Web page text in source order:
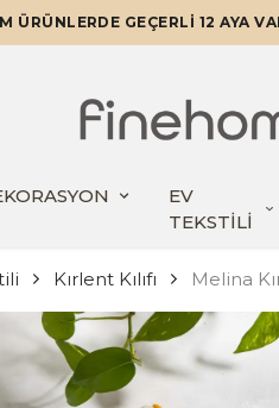
ÜRÜNLERDE GEÇERLİ 12 AYA
EV
TEKSTİLİ
Kırlent Kılıfı Melina